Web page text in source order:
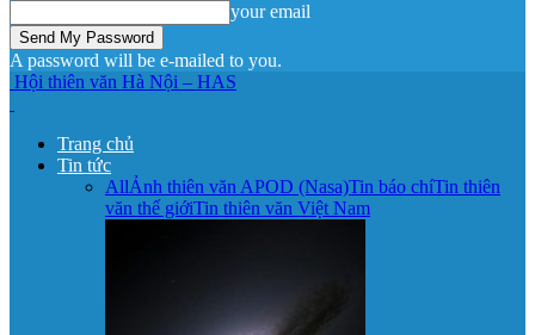
your email
A password will be e-mailed to you.
Hội thiên văn Hà Nội – HAS
Trang chủ
Tin tức
AllẢnh thiên văn APOD (Nasa)Tin báo chíTin thiên
văn thế giớiTin thiên văn Việt Nam